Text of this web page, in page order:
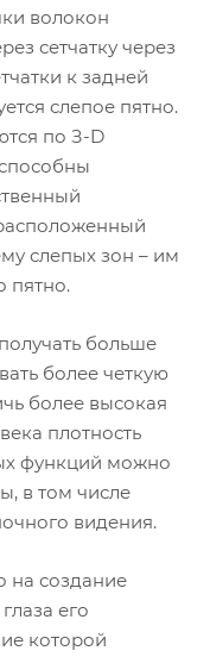
волокон
сетчатку через
к задней
слепое пятно.
по З-D
слепых зон – им
пятно.
больше
более четкую
более высокая
плотность
функций можно
в том числе
видения.
на создание
его
которой